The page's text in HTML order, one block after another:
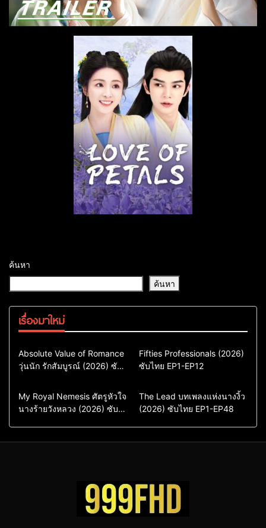
ค้นหา
ค้นหา
เรื่องมาใหม่
Comedy
Drama
ซีรี่ย์เกาหลี
ซีรี่ย์เกาหลีพากย์ไทย
Absolute Value of Romance
วุ่นนัก รักสัมบูรณ์ (2026) ซับ
Action & Adventure
Comedy
Drama
ซีรี่ย์เกาหลีซับไทย
Fifties Professionals (2026)
ซับไทย EP1-EP12
Comedy
Drama
Sci-Fi & Fantasy
My Royal Nemesis ศัตรูหัวใจ
นางร้ายวังหลวง (2026) ซับ
Drama
ซีรี่ย์จีน
ซีรี่ย์จีนซับไทย
The Lead บทเพลงแห่งนางงิ้ว
(2026) ซับไทย EP1-EP48